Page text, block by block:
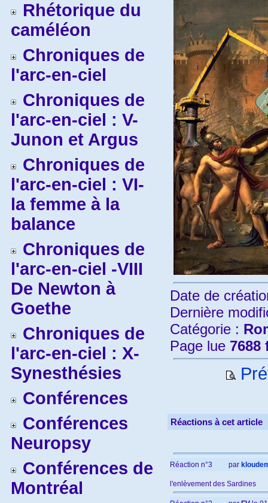
Rhétorique du
caméléon
Chroniques de
l'arc-en-ciel
Chroniques de
l'arc-en-ciel : V-
Junon et Argus
Chroniques de
l'arc-en-ciel : VI-
la femme à la
balance
Chroniques de
l'arc-en-ciel -VIII
De Newton à
Goethe
Chroniques de
l'arc-en-ciel : X-
Synesthésies
Conférences
Conférences
Neuropsy
Conférences de
Montréal
Date de
Dernière
Catégorie :
Page lue 7688
Réactions à cet article
Réaction n°3 par
l'enlèvement des Sardines